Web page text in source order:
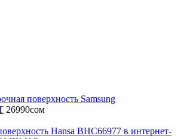
поверхность Samsung
26990сом